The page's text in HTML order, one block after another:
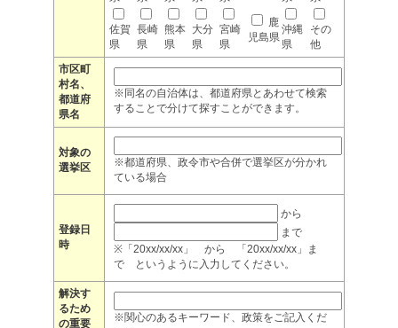
佐賀
県
長崎
県
熊本
県
大分
県
宮崎
県
鹿
児島県
沖縄
県
その
他
市区町
村名、
都道府
県名
※同名の自治体は、都道府県とあわせて検索
することで分けて探すことができます。
対象の
選挙区
※都道府県、政令市や合併で選挙区が分かれ
ている場合
登録日
時
から
まで
※「20xx/xx/xx」 から 「20xx/xx/xx」ま
で というように入力してください。
解決す
るため
の重要
※関心のあるキーワード、政策をご記入くだ